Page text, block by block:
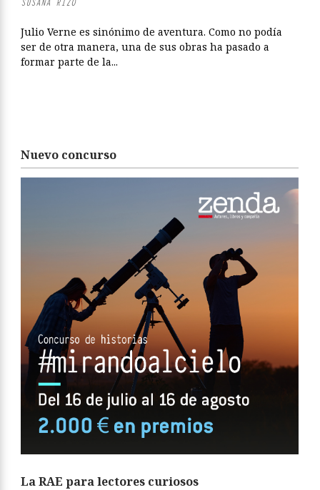
SUSANA RIZO
Julio Verne es sinónimo de aventura. Como no podía
ser de otra manera, una de sus obras ha pasado a
formar parte de la...
Nuevo concurso
La RAE para lectores curiosos